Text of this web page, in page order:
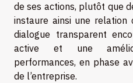
de ses actions, plutôt que
instaure ainsi une relation
dialogue transparent
active et une
performances, en phase
de l’entreprise.